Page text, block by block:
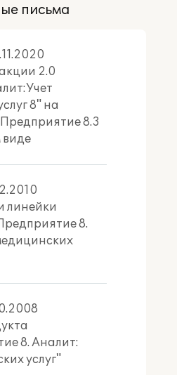
письма
2.0
8" на
8.3
виде
линейки
8.
8. Аналит:
услуг"